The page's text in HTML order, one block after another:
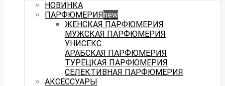
НОВИНКА
ПАРФЮМЕРИЯnew
ЖЕНСКАЯ ПАРФЮМЕРИЯ
МУЖСКАЯ ПАРФЮМЕРИЯ
УНИСЕКС
АРАБСКАЯ ПАРФЮМЕРИЯ
ТУРЕЦКАЯ ПАРФЮМЕРИЯ
СЕЛЕКТИВНАЯ ПАРФЮМЕРИЯ
АКСЕССУАРЫ